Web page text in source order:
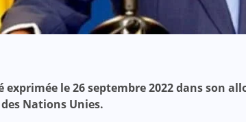
exprimée le 26 septembre 2022 dans son
Nations Unies.